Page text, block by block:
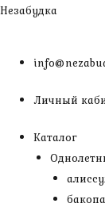
Перейти
Незабудка
Личный
Каталог
бакопа